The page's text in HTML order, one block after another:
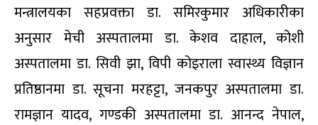
मन्त्रालयका सहप्रवक्ता डा. समिरकुमार अधिकारीका
अनुसार मेची अस्पतालमा डा. केशव दाहाल, कोशी
अस्पतालमा डा. सिवी झा, विपी कोइराला स्वास्थ्य विज्ञान
प्रतिष्ठानमा डा. सूचना मरहट्टा, जनकपुर अस्पतालमा डा.
रामज्ञान यादव, गण्डकी अस्पतालमा डा. आनन्द नेपाल,